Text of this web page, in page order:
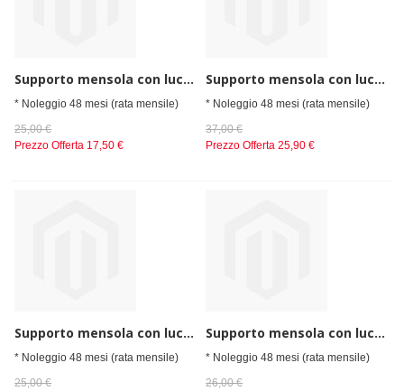
Supporto mensola con luce e vetro frontale per cap. 3gn1/1 mm 850x300x400 h
* Noleggio 48 mesi (rata mensile)
25,00 €
Prezzo Offerta 17,50 €
Supporto mensola con luce e vetro frontale per cap. 4gn1/1 mm 1400x300x400 h
* Noleggio 48 mesi (rata mensile)
37,00 €
Prezzo Offerta 25,90 €
Supporto mensola con luce led e vetro frontale per capacità 2 gn1/1
* Noleggio 48 mesi (rata mensile)
25,00 €
Supporto mensola con luce led e vetro frontale per capacità 3 gn1/1
* Noleggio 48 mesi (rata mensile)
26,00 €